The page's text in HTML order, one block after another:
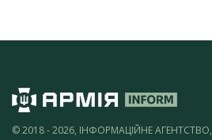
© 2018 - 2026, ІНФОРМАЦІЙНЕ АГЕНТСТВО,